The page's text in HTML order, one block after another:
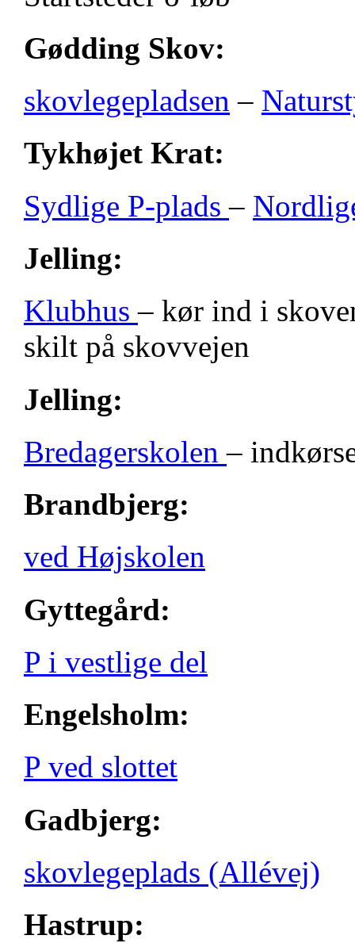
Gødding Skov:
skovlegepladsen –
Tykhøjet Krat:
Sydlige P-plads–
Jelling:
Klubhus– kør ind i
skilt på skovvejen
Jelling:
Bredagerskolen–
Brandbjerg:
ved Højskolen
Gyttegård:
P i vestlige del
Engelsholm:
P ved slottet
Gadbjerg:
skovlegeplads (Allévej)
Hastrup: